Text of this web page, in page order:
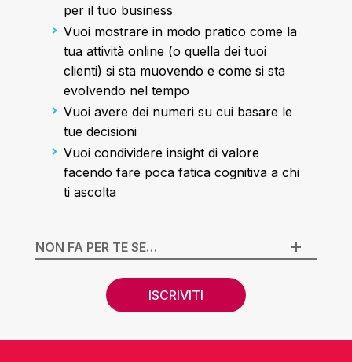
per il tuo business
Vuoi mostrare in modo pratico come la
tua attività online (o quella dei tuoi
clienti) si sta muovendo e come si sta
evolvendo nel tempo
Vuoi avere dei numeri su cui basare le
tue decisioni
Vuoi condividere insight di valore
facendo fare poca fatica cognitiva a chi
ti ascolta
NON FA PER TE SE…
ISCRIVITI